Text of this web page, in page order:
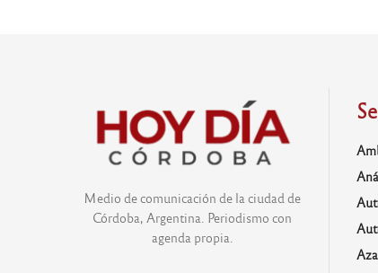
Medio de comunicación de la ciudad de
Córdoba, Argentina. Periodismo con
agenda propia.